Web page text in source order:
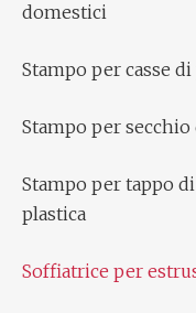
domestici
Stampo per casse
Stampo per secchio
Stampo per tappo
plastica
Soffiatrice per